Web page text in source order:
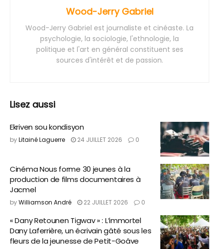
Wood-Jerry Gabriel
Wood-Jerry Gabriel est journaliste et cinéaste. La
psychologie, la sociologie, l'ethnologie, la
politique et l'art en général constituent ses
sources d'intérêt et de passion.
Lisez aussi
Ekriven sou kondisyon
byLitainé Laguerre 24 JUILLET 2026 0
Cinéma Nous forme 30 jeunes à la
production de films documentaires à
Jacmel
byWilliamson André 22 JUILLET 2026 0
« Dany Retounen Tigwav » : L’immortel
Dany Laferrière, un écrivain gâté sous les
fleurs de la jeunesse de Petit-Goâve